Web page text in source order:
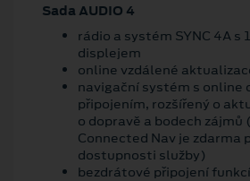
Sada AUDIO 4
rádio a systém SYNC 4A s
displejem
online vzdálené
navigační systém s online
připojením, rozšířený o
o dopravě a bodech
Connected Nav je zdarma
dostupnosti služby)
bezdrátové připojení